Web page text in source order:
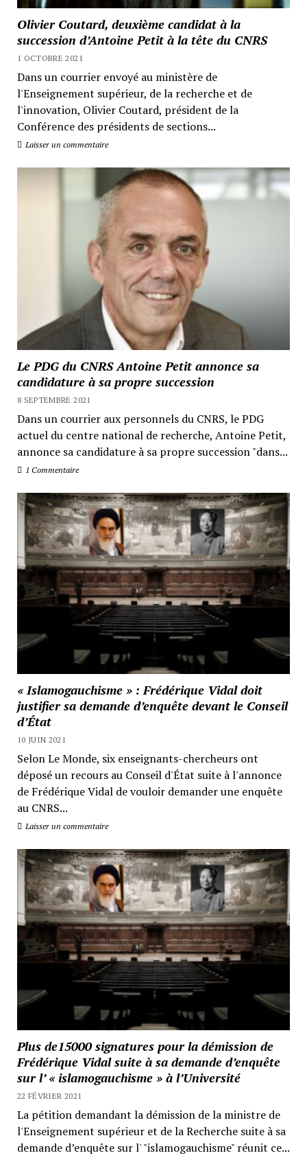
Olivier Coutard, deuxième candidat à la
succession d’Antoine Petit à la tête du CNRS
1 OCTOBRE 2021
Dans un courrier envoyé au ministère de
l'Enseignement supérieur, de la recherche et de
l'innovation, Olivier Coutard, président de la
Conférence des présidents de sections...
Laisser un commentaire
Le PDG du CNRS Antoine Petit annonce sa
candidature à sa propre succession
8 SEPTEMBRE 2021
Dans un courrier aux personnels du CNRS, le PDG
actuel du centre national de recherche, Antoine Petit,
annonce sa candidature à sa propre succession "dans...
1 Commentaire
« Islamogauchisme » : Frédérique Vidal doit
justifier sa demande d’enquête devant le Conseil
d’État
10 JUIN 2021
Selon Le Monde, six enseignants-chercheurs ont
déposé un recours au Conseil d'État suite à l'annonce
de Frédérique Vidal de vouloir demander une enquête
au CNRS...
Laisser un commentaire
Plus de15000 signatures pour la démission de
Frédérique Vidal suite à sa demande d’enquête
sur l’ « islamogauchisme » à l’Université
22 FÉVRIER 2021
La pétition demandant la démission de la ministre de
l'Enseignement supérieur et de la Recherche suite à sa
demande d’enquête sur l' "islamogauchisme" réunit ce...